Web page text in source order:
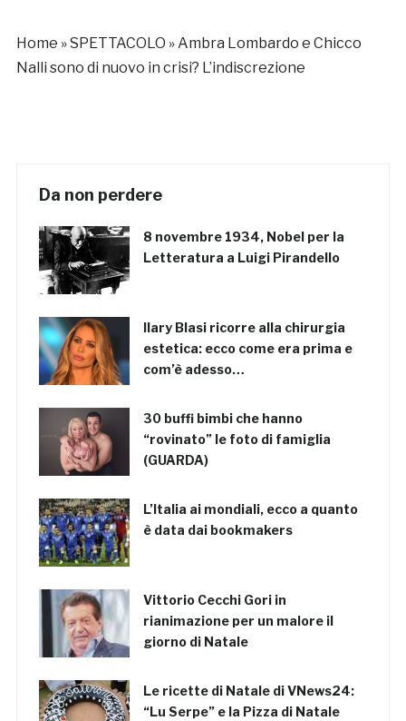
Home »SPETTACOLO »Ambra Lombardo e Chicco
Nalli sono di nuovo in crisi? L’indiscrezione
Da non perdere
8 novembre 1934, Nobel per la
Letteratura a Luigi Pirandello
Ilary Blasi ricorre alla chirurgia
estetica: ecco come era prima e
com’è adesso…
30 buffi bimbi che hanno
“rovinato” le foto di famiglia
(GUARDA)
L’Italia ai mondiali, ecco a quanto
è data dai bookmakers
Vittorio Cecchi Gori in
rianimazione per un malore il
giorno di Natale
Le ricette di Natale di VNews24:
“Lu Serpe” e la Pizza di Natale